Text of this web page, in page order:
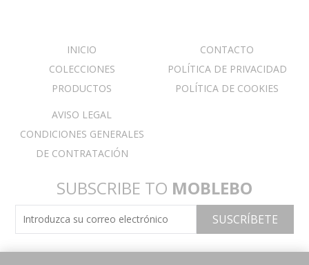
INICIO
COLECCIONES
PRODUCTOS
CONTACTO
POLÍTICA DE PRIVACIDAD
POLÍTICA DE COOKIES
AVISO LEGAL
CONDICIONES GENERALES
DE CONTRATACIÓN
SUBSCRIBE TO MOBLEBO